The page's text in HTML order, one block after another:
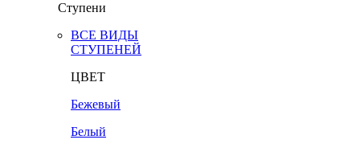
Ступени
ВСЕ ВИДЫ
СТУПЕНЕЙ
ЦВЕТ
Бежевый
Белый